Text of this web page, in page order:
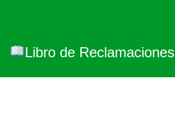
Libro de Reclamaciones